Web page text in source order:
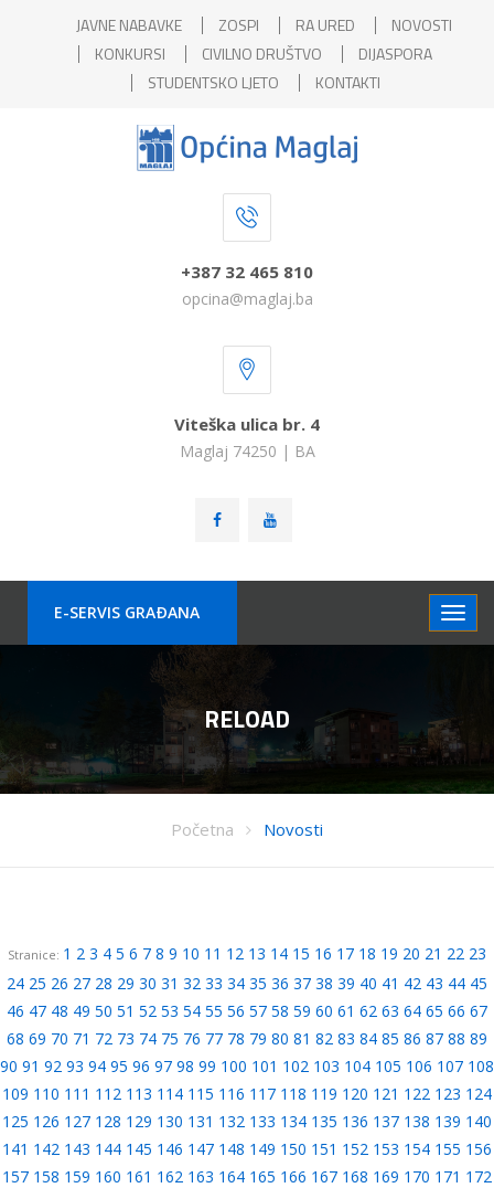
JAVNE NABAVKE ZOSPI RA URED
NOVOSTI
KONKURSI
CIVILNO DRUŠTVO
DIJASPORA
STUDENTSKO LJETO
KONTAKTI
+387 32 465 810
opcina@maglaj.ba
Viteška ulica br. 4
Maglaj 74250 | BA
E-SERVIS GRAÐANA
RELOAD
Početna Novosti
Stranice: 1 2 3 4 5 6 7 8 9 10 11 12 13 14 15 16 17 18 19 20 21 22 23
24 25 26 27 28 29 30 31 32 33 34 35 36 37 38 39 40 41 42 43 44 45
46 47 48 49 50 51 52 53 54 55 56 57 58 59 60 61 62 63 64 65 66 67
68 69 70 71 72 73 74 75 76 77 78 79 80 81 82 83 84 85 86 87 88 89
90 91 92 93 94 95 96 97 98 99 100 101 102 103 104 105 106 107 108
109 110 111 112 113 114 115 116 117 118 119 120 121 122 123 124
125 126 127 128 129 130 131 132 133 134 135 136 137 138 139 140
141 142 143 144 145 146 147 148 149 150 151 152 153 154 155 156
157 158 159 160 161 162 163 164 165 166 167 168 169 170 171 172